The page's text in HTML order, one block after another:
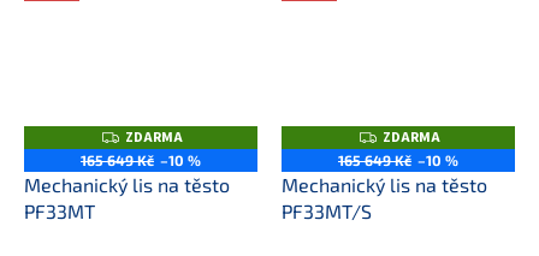
Z
D
A
R
ZDARMA
165 649 Kč –10 %
Mechanický lis na těsto
PF33MT
Z
D
A
R
ZDARMA
165 649 Kč –10 %
Mechanický lis na těsto
PF33MT/S